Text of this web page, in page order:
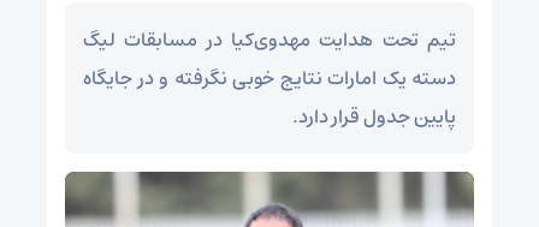
تیم تحت هدایت مهدوی‌کیا در مسابقات لیگ
دسته یک امارات نتایج خوبی نگرفته و در جایگاه
پایین جدول قرار دارد.